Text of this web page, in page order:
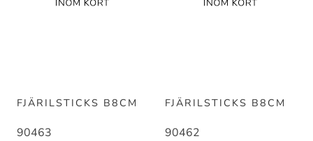
FJÄRILSTICKS B8CM
90463
FJÄRILSTICKS B8CM
90462